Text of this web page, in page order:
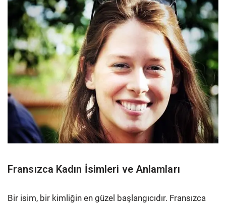
Fransızca Kadın İsimleri ve Anlamları
Bir isim, bir kimliğin en güzel başlangıcıdır. Fransızca